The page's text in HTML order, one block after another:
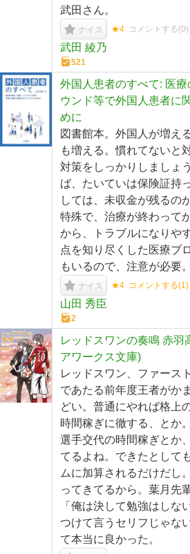
武田さん。
ナイス ★4 コメントする(0)
武田 綾乃
521
外国人患者のすべて: 医
ウンド等で外国人患者に
めに
図書館本。外国人が増え
も増える。慣れてないと
対策をしっかりしましょ
ば、たいていは保険証持
しては、未収金が残るの
特殊で、治療が終わって
から、トラブルになりや
点を知り尽くした医療ブ
もいるので、注意が必要。
ナイス ★4 コメントする(1)
山田 秀臣
2
レッドスワンの奏鳴 赤羽
アワークス文庫)
レッドスワン、ファース
であたる前年度王者がか
どい。普通にやれば格上
時間稼ぎに徹する、とか
選手交代の時間稼ぎとか
てるよね。できたとして
ムに加算されるだけだし
ってきてるから。葉月先
「俺は決して勉強はしな
つけて言うセリフじゃな
て本当に良かった。